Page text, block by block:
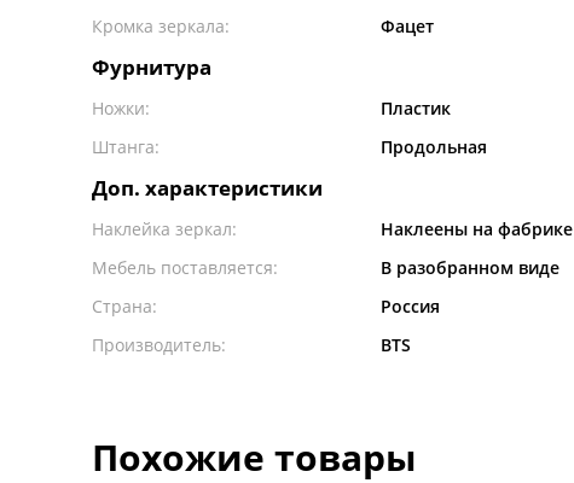
Кромка зеркала:
Фацет
Фурнитура
Ножки:
Пластик
Штанга:
Продольная
Доп. характеристики
Наклейка зеркал:
Наклеены на фабрике
Мебель поставляется:
В разобранном виде
Страна:
Россия
Производитель:
BTS
Похожие товары